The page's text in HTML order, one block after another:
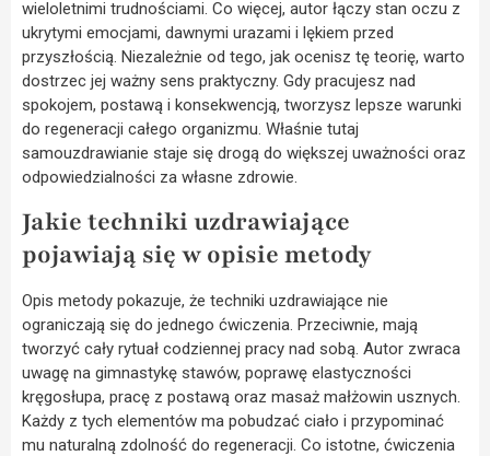
wieloletnimi trudnościami. Co więcej, autor łączy stan oczu z
ukrytymi emocjami, dawnymi urazami i lękiem przed
przyszłością. Niezależnie od tego, jak ocenisz tę teorię, warto
dostrzec jej ważny sens praktyczny. Gdy pracujesz nad
spokojem, postawą i konsekwencją, tworzysz lepsze warunki
do regeneracji całego organizmu. Właśnie tutaj
samouzdrawianie staje się drogą do większej uważności oraz
odpowiedzialności za własne zdrowie.
Jakie techniki uzdrawiające
pojawiają się w opisie metody
Opis metody pokazuje, że techniki uzdrawiające nie
ograniczają się do jednego ćwiczenia. Przeciwnie, mają
tworzyć cały rytuał codziennej pracy nad sobą. Autor zwraca
uwagę na gimnastykę stawów, poprawę elastyczności
kręgosłupa, pracę z postawą oraz masaż małżowin usznych.
Każdy z tych elementów ma pobudzać ciało i przypominać
mu naturalną zdolność do regeneracji. Co istotne, ćwiczenia